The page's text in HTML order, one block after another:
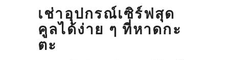
เช่าอุปกรณ์เซิร์ฟสุด
คูลได้ง่าย ๆ ที่หาดกะ
ตะ